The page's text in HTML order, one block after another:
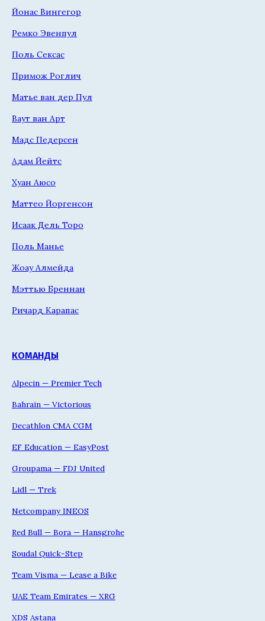
Йонас Вингегор
Ремко Эвенпул
Поль Сексас
Примож Роглич
Матье ван дер Пул
Ваут ван Арт
Мадс Педерсен
Адам Йейтс
Хуан Аюсо
Маттео Йоргенсон
Исаак Дель Торо
Поль Манье
Жоау Алмейда
Мэттью Бреннан
Ричард Карапас
КОМАНДЫ
Alpecin — Premier Tech
Bahrain — Victorious
Decathlon CMA CGM
EF Education — EasyPost
Groupama — FDJ United
Lidl — Trek
Netcompany INEOS
Red Bull — Bora — Hansgrohe
Soudal Quick-Step
Team Visma — Lease a Bike
UAE Team Emirates — XRG
XDS Astana